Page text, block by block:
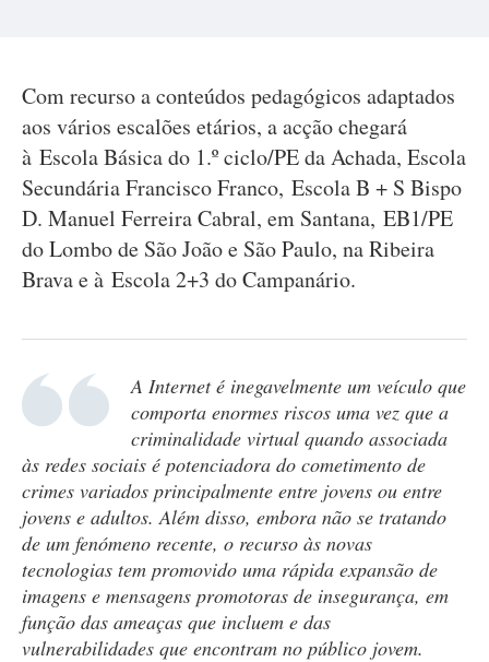
Com recurso a conteúdos pedagógicos adaptados
aos vários escalões etários, a acção chegará
à Escola Básica do 1.º ciclo/PE da Achada, Escola
Secundária Francisco Franco, Escola B + S Bispo
D. Manuel Ferreira Cabral, em Santana, EB1/PE
do Lombo de São João e São Paulo, na Ribeira
Brava e à Escola 2+3 do Campanário.
A Internet é inegavelmente um veículo que
comporta enormes riscos uma vez que a
criminalidade virtual quando associada
às redes sociais é potenciadora do cometimento de
crimes variados principalmente entre jovens ou entre
jovens e adultos. Além disso, embora não se tratando
de um fenómeno recente, o recurso às novas
tecnologias tem promovido uma rápida expansão de
imagens e mensagens promotoras de insegurança, em
função das ameaças que incluem e das
vulnerabilidades que encontram no público jovem.